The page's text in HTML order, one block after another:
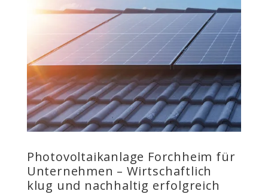
Photovoltaikanlage Forchheim für
Unternehmen – Wirtschaftlich
klug und nachhaltig erfolgreich